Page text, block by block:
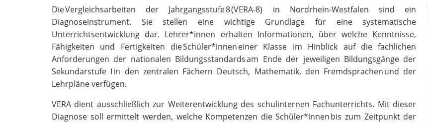
Die Vergleichsarbeiten der Jahrgangsstufe 8 (VERA-8) in Nordrhein-Westfalen sind ein
Diagnoseinstrument. Sie stellen eine wichtige Grundlage für eine systematische
Unterrichtsentwicklung dar. Lehrer*innen erhalten Informationen, über welche Kenntnisse,
Fähigkeiten und Fertigkeiten die Schüler*innen einer Klasse im Hinblick auf die fachlichen
Anforderungen der nationalen Bildungsstandards am Ende der jeweiligen Bildungsgänge der
Sekundarstufe I in den zentralen Fächern Deutsch, Mathematik, den Fremdsprachen und der
Lehrpläne verfügen.
VERA dient ausschließlich zur Weiterentwicklung des schulinternen Fachunterrichts. Mit dieser
Diagnose soll ermittelt werden, welche Kompetenzen die Schüler*innen bis zum Zeitpunkt der